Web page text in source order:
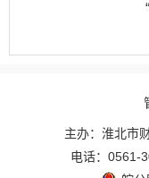
主办：淮北市
电话：0561-